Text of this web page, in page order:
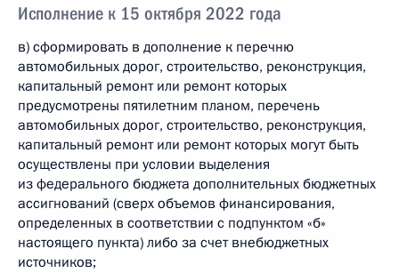
Исполнение к 15 октября 2022 года
в) сформировать в дополнение к перечню
автомобильных дорог, строительство, реконструкция,
капитальный ремонт или ремонт которых
предусмотрены пятилетним планом, перечень
автомобильных дорог, строительство, реконструкция,
капитальный ремонт или ремонт которых могут быть
осуществлены при условии выделения
из федерального бюджета дополнительных бюджетных
ассигнований (сверх объемов финансирования,
определенных в соответствии с подпунктом «б»
настоящего пункта) либо за счет внебюджетных
источников;